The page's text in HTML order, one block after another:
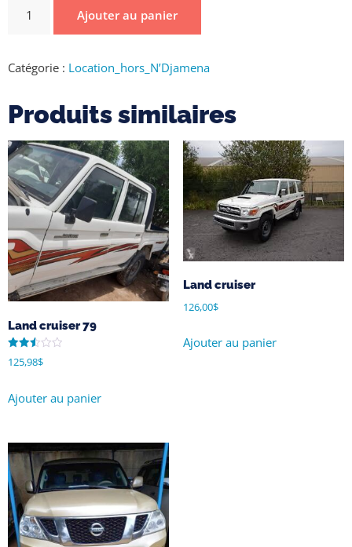
Ajouter au panier
Catégorie : Location_hors_N’Djamena
Produits similaires
Land cruiser 79
Note
2.50
125,98$
Ajouter au panier
Land cruiser
126,00$
Ajouter au panier